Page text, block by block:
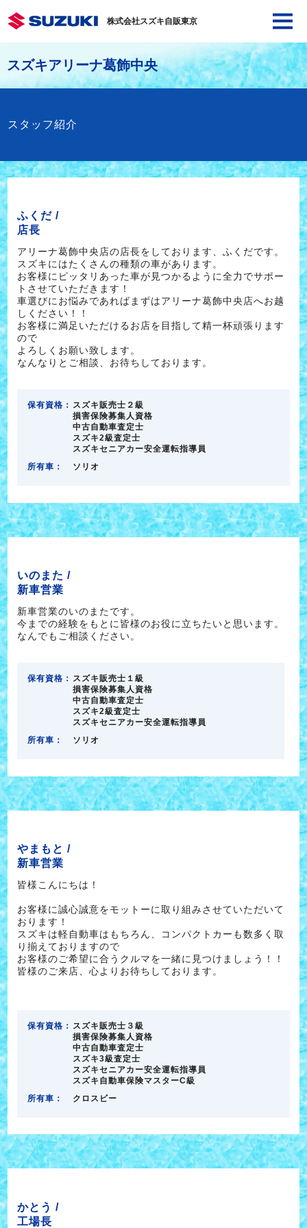
株式会社スズキ自販東京
スズキアリーナ葛飾中央
スタッフ紹介
ふくだ /
店長
アリーナ葛飾中央店の店長をしております、ふくだです。
スズキにはたくさんの種類の車があります。
お客様にピッタリあった車が見つかるように全力でサポー
トさせていただきます！
車選びにお悩みであればまずはアリーナ葛飾中央店へお越
しください！！
お客様に満足いただけるお店を目指して精一杯頑張ります
ので
よろしくお願い致します。
なんなりとご相談、お待ちしております。
保有資格： スズキ販売士２級
損害保険募集人資格
中古自動車査定士
スズキ2級査定士
スズキセニアカー安全運転指導員
所有車：
ソリオ
いのまた /
新車営業
新車営業のいのまたです。
今までの経験をもとに皆様のお役に立ちたいと思います。
なんでもご相談ください。
保有資格： スズキ販売士１級
損害保険募集人資格
中古自動車査定士
スズキ2級査定士
スズキセニアカー安全運転指導員
所有車：
ソリオ
やまもと /
新車営業
皆様こんにちは！
お客様に誠心誠意をモットーに取り組みさせていただいて
おります！
スズキは軽自動車はもちろん、コンパクトカーも数多く取
り揃えておりますので
お客様のご希望に合うクルマを一緒に見つけましょう！！
皆様のご来店、心よりお待ちしております。
保有資格： スズキ販売士３級
損害保険募集人資格
中古自動車査定士
スズキ3級査定士
スズキセニアカー安全運転指導員
スズキ自動車保険マスターC級
所有車：
クロスビー
かとう /
工場長